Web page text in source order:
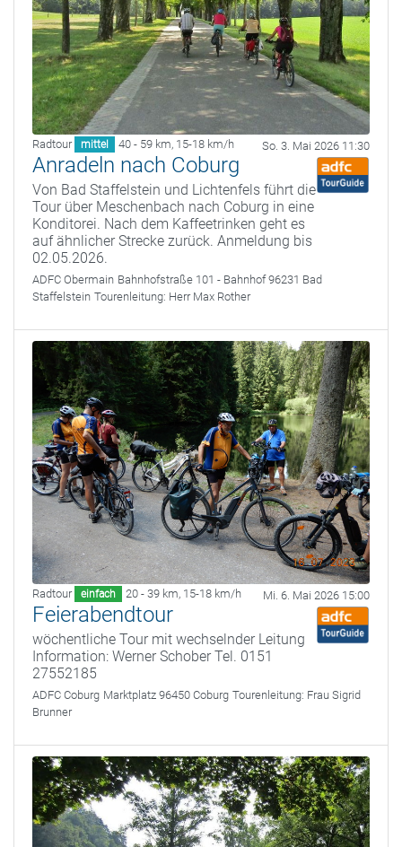
Radtour mittel 40 - 59 km, 15-18 km/h So. 3. Mai 2026 11:30
Anradeln nach Coburg
Von Bad Staffelstein und Lichtenfels führt die
Tour über Meschenbach nach Coburg in eine
Konditorei. Nach dem Kaffeetrinken geht es
auf ähnlicher Strecke zurück. Anmeldung bis
02.05.2026.
ADFC Obermain Bahnhofstraße 101 - Bahnhof 96231 Bad
Staffelstein Tourenleitung: Herr Max Rother
Radtour einfach 20 - 39 km, 15-18 km/h Mi. 6. Mai 2026 15:00
Feierabendtour
wöchentliche Tour mit wechselnder Leitung
Information: Werner Schober Tel. 0151
27552185
ADFC Coburg Marktplatz 96450 Coburg Tourenleitung: Frau Sigrid
Brunner